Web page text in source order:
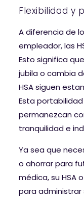
Flexibilidad y
A diferencia de
empleador, las
Esto significa
jubila o cambia
HSA siguen
Esta
permanezcan
tranquilidad e
Ya sea que
o ahorrar para
médica, su HSA
para administrar